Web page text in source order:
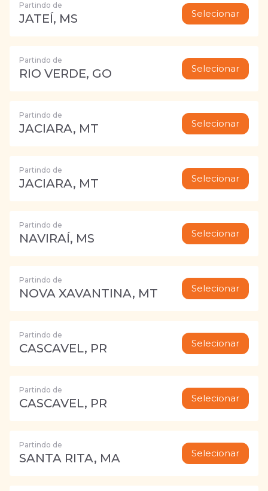
Partindo de
JATEÍ, MS Selecionar
Partindo de
RIO VERDE, GO Selecionar
Partindo de
JACIARA, MT Selecionar
Partindo de
JACIARA, MT Selecionar
Partindo de
NAVIRAÍ, MS Selecionar
Partindo de
NOVA XAVANTINA, MT Selecionar
Partindo de
CASCAVEL, PR Selecionar
Partindo de
CASCAVEL, PR Selecionar
Partindo de
SANTA RITA, MA Selecionar